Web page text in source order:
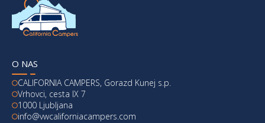
O NAS
CALIFORNIA CAMPERS, Gorazd Kunej s.p.
Vrhovci, cesta IX 7
1000 Ljubljana
info@vwcaliforniacampers.com